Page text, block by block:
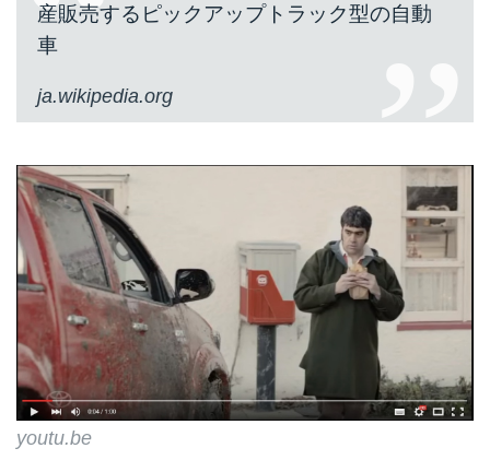
産販売するピックアップトラック型の自動
車
ja.wikipedia.org
youtu.be